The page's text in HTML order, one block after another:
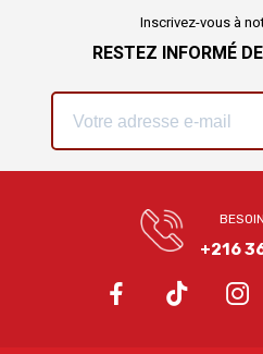
Inscrivez-vous à
RESTEZ INFORMÉ
+216